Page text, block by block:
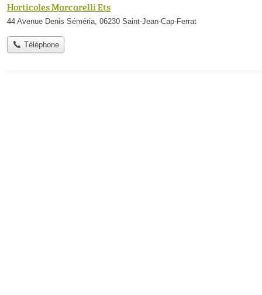
Horticoles Marcarelli Ets
44 Avenue Denis Séméria, 06230 Saint-Jean-Cap-Ferrat
Téléphone